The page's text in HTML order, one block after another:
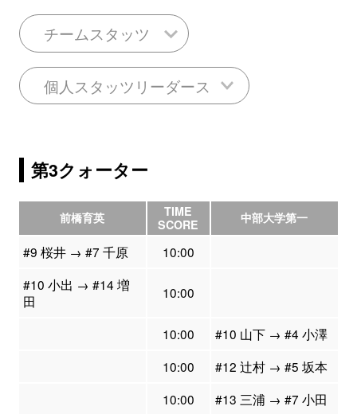
チームスタッツ
個人スタッツリーダース
第3クォーター
前橋育英
TIME
SCORE
中部大学第一
#9 桜井 → #7 千原
10:00
#10 小出 → #14 増
田
10:00
10:00
#10 山下 → #4 小澤
10:00
#12 辻村 → #5 坂本
10:00
#13 三浦 → #7 小田